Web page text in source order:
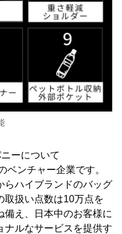
ーについて
ベンチャー企業です。
らハイブランドのバッグ
取扱い点数は10万点を
備え、日本中のお客様に
ナルなサービスを提供す